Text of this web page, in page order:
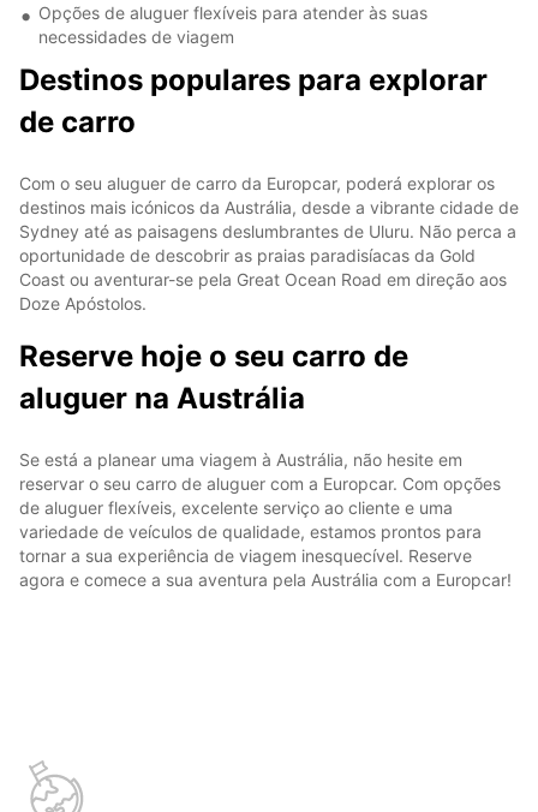
Opções de aluguer flexíveis para atender às suas
necessidades de viagem
Destinos populares para explorar
de carro
Com o seu aluguer de carro da Europcar, poderá explorar os
destinos mais icónicos da Austrália, desde a vibrante cidade de
Sydney até as paisagens deslumbrantes de Uluru. Não perca a
oportunidade de descobrir as praias paradisíacas da Gold
Coast ou aventurar-se pela Great Ocean Road em direção aos
Doze Apóstolos.
Reserve hoje o seu carro de
aluguer na Austrália
Se está a planear uma viagem à Austrália, não hesite em
reservar o seu carro de aluguer com a Europcar. Com opções
de aluguer flexíveis, excelente serviço ao cliente e uma
variedade de veículos de qualidade, estamos prontos para
tornar a sua experiência de viagem inesquecível. Reserve
agora e comece a sua aventura pela Austrália com a Europcar!